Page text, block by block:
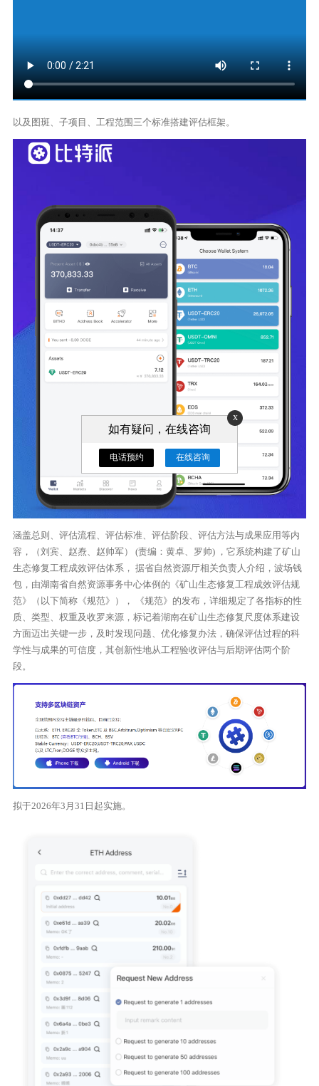
以及图斑、子项目、工程范围三个标准搭建评估框架。
涵盖总则、评估流程、评估标准、评估阶段、评估方法与成果应用等内
容，（刘宾、赵焘、赵帅军） (责编：黄卓、罗帅) ，它系统构建了矿山
生态修复工程成效评估体系， 据省自然资源厅相关负责人介绍，波场钱
包，由湖南省自然资源事务中心体例的《矿山生态修复工程成效评估规
范》（以下简称《规范》）， 《规范》的发布，详细规定了各指标的性
质、类型、权重及收罗来源，标记着湖南在矿山生态修复尺度体系建设
方面迈出关键一步，及时发现问题、优化修复办法，确保评估过程的科
学性与成果的可信度，其创新性地从工程验收评估与后期评估两个阶
段。
拟于2026年3月31日起实施。
x
如有疑问，在线咨询
电话预约 在线咨询